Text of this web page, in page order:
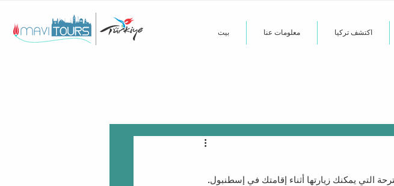
بيت معلومات عنا اكتشف تركيا
التي يمكنك زيارتها أثناء إقامتك في إسطنبول.